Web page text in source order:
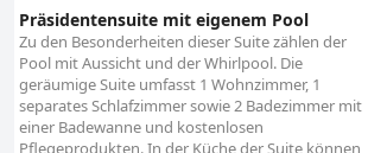
Präsidentensuite mit eigenem Pool
Zu den Besonderheiten dieser Suite zählen der
Pool mit Aussicht und der Whirlpool. Die
geräumige Suite umfasst 1 Wohnzimmer, 1
separates Schlafzimmer sowie 2 Badezimmer mit
einer Badewanne und kostenlosen
Pflegeprodukten. In der Küche der Suite können